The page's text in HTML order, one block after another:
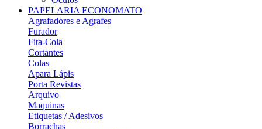
PAPELARIA ECONOMATO
Agrafadores e Agrafes
Furador
Fita-Cola
Cortantes
Colas
Apara Lápis
Porta Revistas
Arquivo
Maquinas
Etiquetas / Adesivos
Borrachas